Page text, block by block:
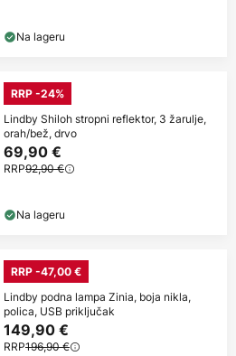
Na lageru
RRP -24%
Lindby Shiloh stropni reflektor, 3 žarulje,
orah/bež, drvo
69,90 €
RRP92,90 €
Na lageru
RRP -47,00 €
Lindby podna lampa Zinia, boja nikla,
polica, USB priključak
149,90 €
RRP196,90 €